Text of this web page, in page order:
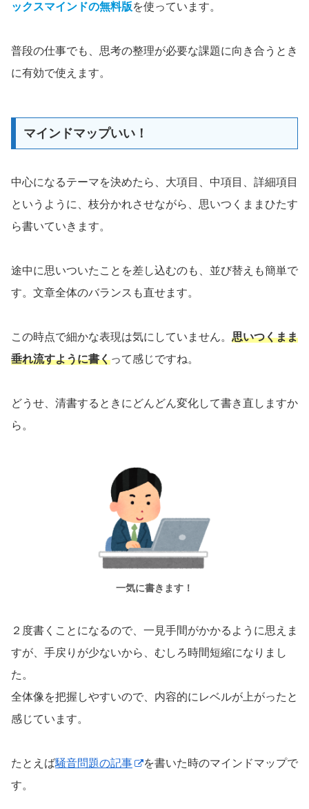
ックスマインドの無料版を使っています。
普段の仕事でも、思考の整理が必要な課題に向き合うとき
に有効で使えます。
マインドマップいい！
中心になるテーマを決めたら、大項目、中項目、詳細項目
というように、枝分かれさせながら、思いつくままひたす
ら書いていきます。
途中に思いついたことを差し込むのも、並び替えも簡単で
す。文章全体のバランスも直せます。
この時点で細かな表現は気にしていません。 思いつくまま
垂れ流すように書くって感じですね。
どうせ、清書するときにどんどん変化して書き直しますか
ら。
一気に書きます！
２度書くことになるので、一見手間がかかるように思えま
すが、手戻りが少ないから、むしろ時間短縮になりまし
た。
全体像を把握しやすいので、内容的にレベルが上がったと
感じています。
たとえば騒音問題の記事
を書いた時のマインドマップで
す。